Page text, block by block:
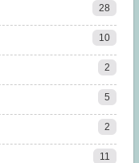
28
10
2
5
2
11